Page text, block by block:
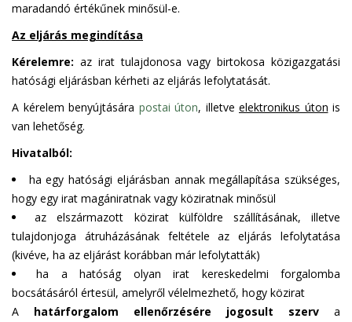
maradandó értékűnek minősül-e.
Az eljárás megindítása
Kérelemre: az irat tulajdonosa vagy birtokosa közigazgatási
hatósági eljárásban kérheti az eljárás lefolytatását.
A kérelem benyújtására postai úton, illetve elektronikus úton is
van lehetőség.
Hivatalból:
ha egy hatósági eljárásban annak megállapítása szükséges,
hogy egy irat magániratnak vagy köziratnak minősül
az elszármazott közirat külföldre szállításának, illetve
tulajdonjoga átruházásának feltétele az eljárás lefolytatása
(kivéve, ha az eljárást korábban már lefolytatták)
ha a hatóság olyan irat kereskedelmi forgalomba
bocsátásáról értesül, amelyről vélelmezhető, hogy közirat
A határforgalom ellenőrzésére jogosult szerv a